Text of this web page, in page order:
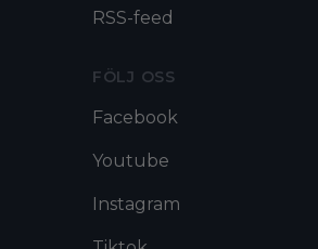
RSS-feed
FÖLJ OSS
Facebook
Youtube
Instagram